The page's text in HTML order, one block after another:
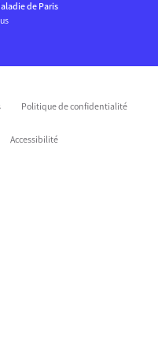
de Paris
Politique de confidentialité
Accessibilité